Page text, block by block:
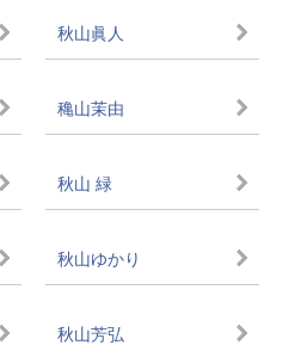
秋山眞人
穐山茉由
秋山 緑
秋山ゆかり
秋山芳弘